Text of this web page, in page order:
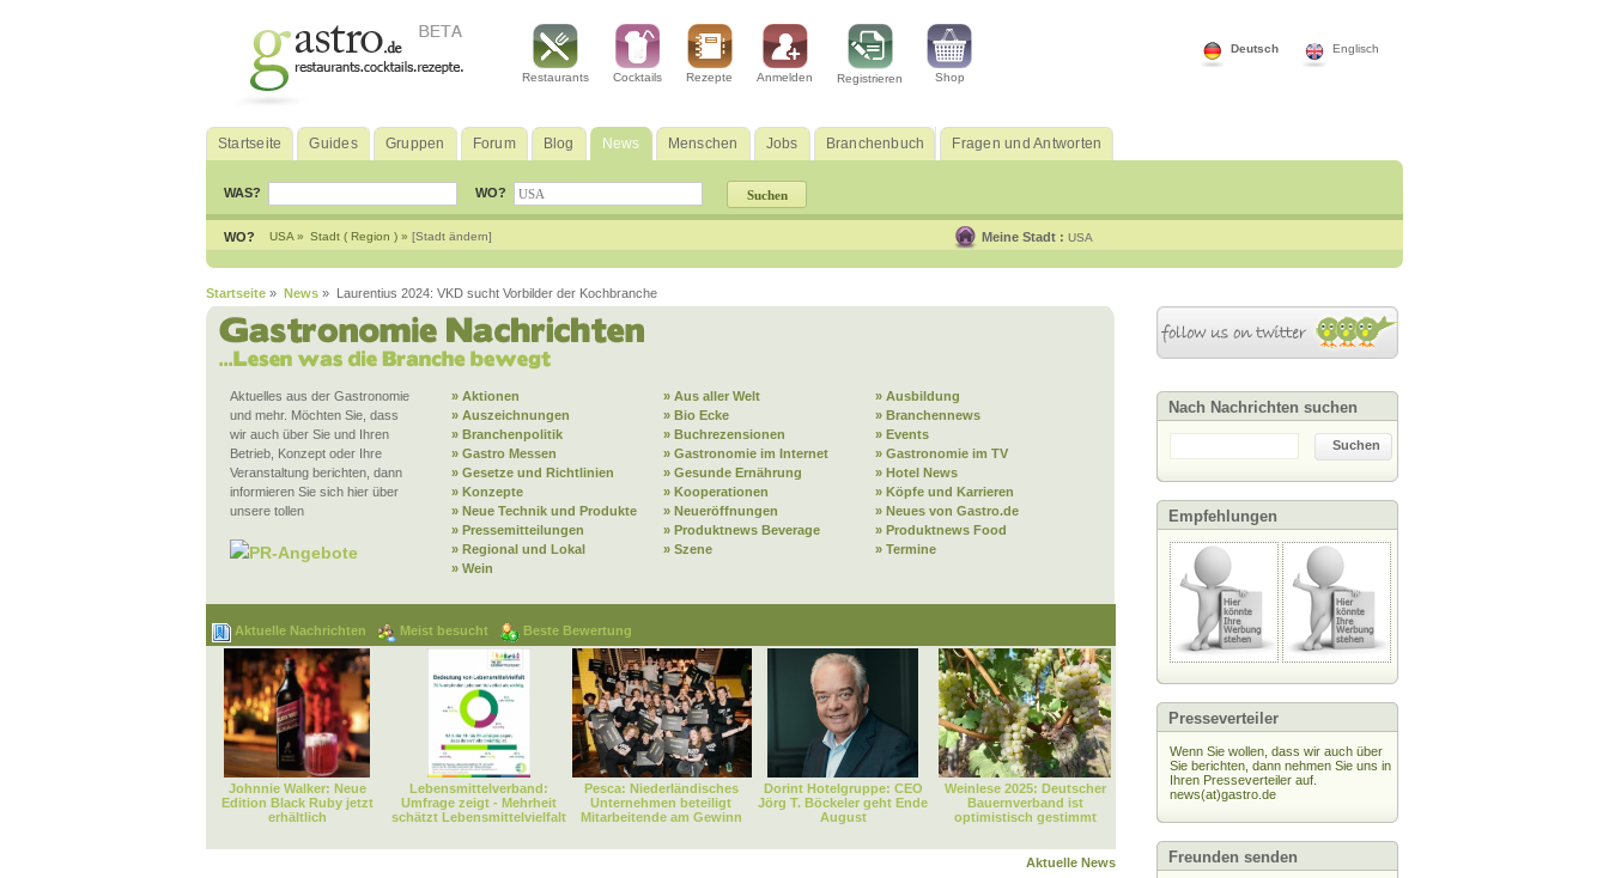
Englisch
Deutsch
Restaurants Cocktails Rezepte Anmelden Registrieren Shop
Startseite Guides Gruppen Forum Blog News Menschen Jobs Branchenbuch Fragen und Antworten
WAS? WO?
WO? USA » Stadt ( Region ) » [Stadt ändern] Meine Stadt : USA
Startseite » News » Laurentius 2024: VKD sucht Vorbilder der Kochbranche
Aktuelles aus der Gastronomie
und mehr. Möchten Sie, dass
wir auch über Sie und Ihren
Betrieb, Konzept oder Ihre
Veranstaltung berichten, dann
informieren Sie sich hier über
unsere tollen
PR-Angebote
» Aktionen » Aus aller Welt
» Ausbildung
» Auszeichnungen
» Bio Ecke
» Branchennews
» Branchenpolitik
» Buchrezensionen
» Events
» Gastro Messen
» Gastronomie im Internet
» Gastronomie im TV
» Gesetze und Richtlinien
» Gesunde Ernährung
» Hotel News
» Konzepte
» Kooperationen
» Köpfe und Karrieren
» Neue Technik und Produkte
» Neueröffnungen
» Neues von Gastro.de
» Pressemitteilungen
» Produktnews Beverage
» Produktnews Food
» Regional und Lokal
» Szene
» Termine
» Wein
Aktuelle Nachrichten Meist besucht Beste Bewertung
Johnnie Walker: Neue
Edition Black Ruby jetzt
erhältlich
Lebensmittelverband:
Umfrage zeigt - Mehrheit
schätzt Lebensmittelvielfalt
Pesca: Niederländisches
Unternehmen beteiligt
Mitarbeitende am Gewinn
Dorint Hotelgruppe: CEO
Jörg T. Böckeler geht Ende
August
Weinlese 2025: Deutscher
Bauernverband ist
optimistisch gestimmt
Aktuelle News
Nach Nachrichten suchen
Suchen
Empfehlungen
Presseverteiler
Wenn Sie wollen, dass wir auch über
Sie berichten, dann nehmen Sie uns in
Ihren Presseverteiler auf.
news(at)gastro.de
Freunden senden